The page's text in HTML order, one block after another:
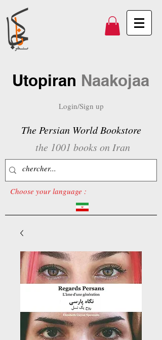
Utopiran Naakojaa
Login/Sign up
The Persian World Bookstore
the 1001 books on Iran
Choose your language :